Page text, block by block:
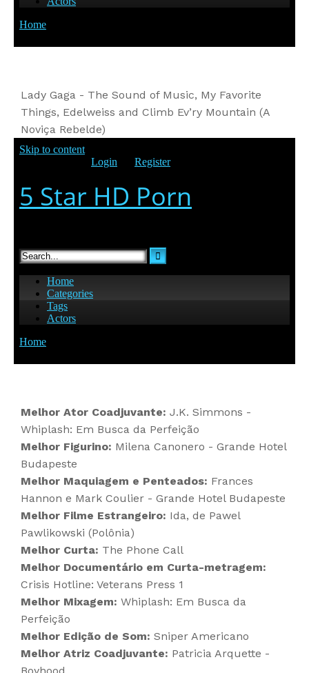
Lady Gaga - The Sound of Music, My Favorite
Things, Edelweiss and Climb Ev’ry Mountain (A
Noviça Rebelde)
Melhor Ator Coadjuvante: J.K. Simmons -
Whiplash: Em Busca da Perfeição
Melhor Figurino: Milena Canonero - Grande Hotel
Budapeste
Melhor Maquiagem e Penteados: Frances
Hannon e Mark Coulier - Grande Hotel Budapeste
Melhor Filme Estrangeiro: Ida, de Pawel
Pawlikowski (Polônia)
Melhor Curta: The Phone Call
Melhor Documentário em Curta-metragem:
Crisis Hotline: Veterans Press 1
Melhor Mixagem: Whiplash: Em Busca da
Perfeição
Melhor Edição de Som: Sniper Americano
Melhor Atriz Coadjuvante: Patricia Arquette -